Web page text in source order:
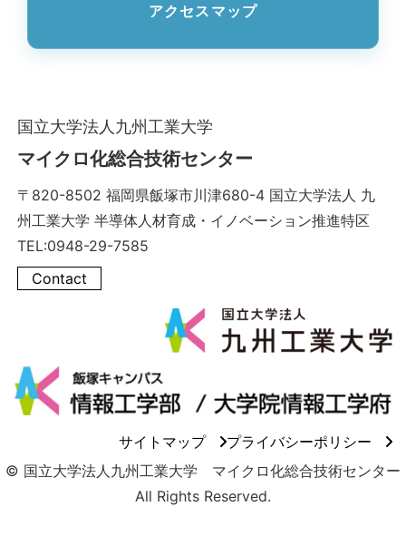
アクセスマップ
国立大学法人九州工業大学
マイクロ化総合技術センター
〒820-8502 福岡県飯塚市川津680-4 国立大学法人 九
州工業大学 半導体人材育成・イノベーション推進特区
TEL:0948-29-7585
Contact
プライバシーポリシー
サイトマップ
© 国立大学法人九州工業大学 マイクロ化総合技術センター
All Rights Reserved.